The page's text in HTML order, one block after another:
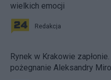
wielkich emocji
Redakcja
Rynek w Krakowie
pożegnanie Aleksandry